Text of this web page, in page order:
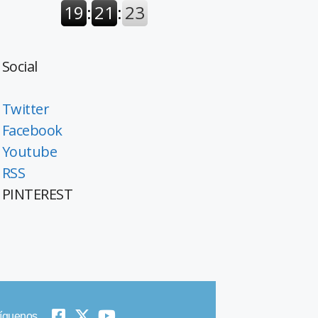
Social
Twitter
Facebook
Youtube
RSS
PINTEREST